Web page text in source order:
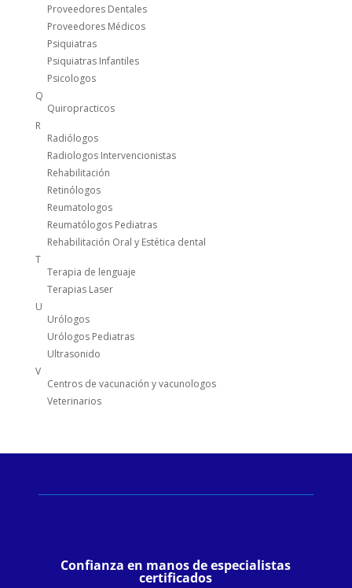
Proveedores Dentales
Proveedores Médicos
Psiquiatras
Psiquiatras Infantiles
Psicologos
Q
Quiropracticos
R
Radiólogos
Radiologos Intervencionistas
Rehabilitación
Retinólogos
Reumatologos
Reumatólogos Pediatras
Rehabilitación Oral y Estética dental
T
Terapia de lenguaje
Terapias Laser
U
Urólogos
Urólogos Pediatras
Ultrasonido
V
Centros de vacunación y vacunologos
Veterinarios
Confianza en manos de especialistas
certificados